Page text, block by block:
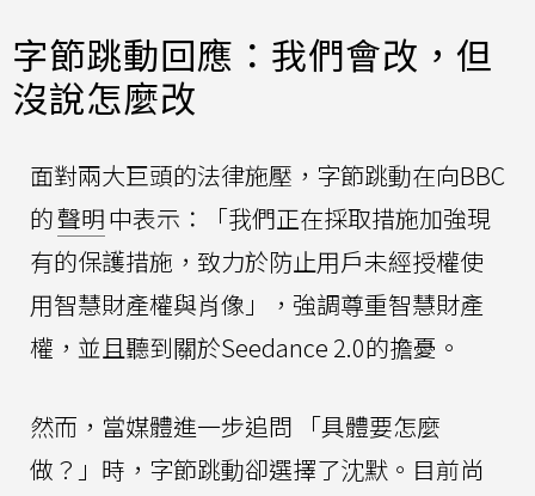
字節跳動回應：我們會改，但
沒說怎麼改
面對兩大巨頭的法律施壓，字節跳動在向BBC
的聲明中表示：「我們正在採取措施加強現
有的保護措施，致力於防止用戶未經授權使
用智慧財產權與肖像」，強調尊重智慧財產
權，並且聽到關於Seedance 2.0的擔憂。
然而，當媒體進一步追問 「具體要怎麼
做？」時，字節跳動卻選擇了沈默。目前尚